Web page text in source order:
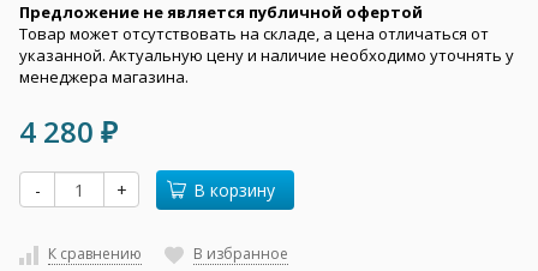
Предложение не является публичной офертой
Товар может отсутствовать на складе, а цена отличаться от
указанной. Актуальную цену и наличие необходимо уточнять у
менеджера магазина.
4 280 ₽
- + В корзину
К сравнению В избранное